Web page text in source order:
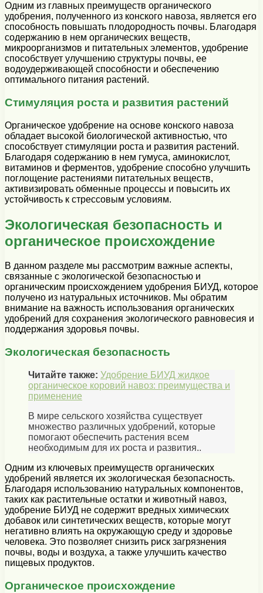
Одним из главных преимуществ органического
удобрения, полученного из конского навоза, является его
способность повышать плодородность почвы. Благодаря
содержанию в нем органических веществ,
микроорганизмов и питательных элементов, удобрение
способствует улучшению структуры почвы, ее
водоудерживающей способности и обеспечению
оптимального питания растений.
Стимуляция роста и развития растений
Органическое удобрение на основе конского навоза
обладает высокой биологической активностью, что
способствует стимуляции роста и развития растений.
Благодаря содержанию в нем гумуса, аминокислот,
витаминов и ферментов, удобрение способно улучшить
поглощение растениями питательных веществ,
активизировать обменные процессы и повысить их
устойчивость к стрессовым условиям.
Экологическая безопасность и
органическое происхождение
В данном разделе мы рассмотрим важные аспекты,
связанные с экологической безопасностью и
органическим происхождением удобрения БИУД, которое
получено из натуральных источников. Мы обратим
внимание на важность использования органических
удобрений для сохранения экологического равновесия и
поддержания здоровья почвы.
Экологическая безопасность
Читайте также: Удобрение БИУД жидкое
органическое коровий навоз: преимущества и
применение
В мире сельского хозяйства существует
множество различных удобрений, которые
помогают обеспечить растения всем
необходимым для их роста и развития..
Одним из ключевых преимуществ органических
удобрений является их экологическая безопасность.
Благодаря использованию натуральных компонентов,
таких как растительные остатки и животный навоз,
удобрение БИУД не содержит вредных химических
добавок или синтетических веществ, которые могут
негативно влиять на окружающую среду и здоровье
человека. Это позволяет снизить риск загрязнения
почвы, воды и воздуха, а также улучшить качество
пищевых продуктов.
Органическое происхождение